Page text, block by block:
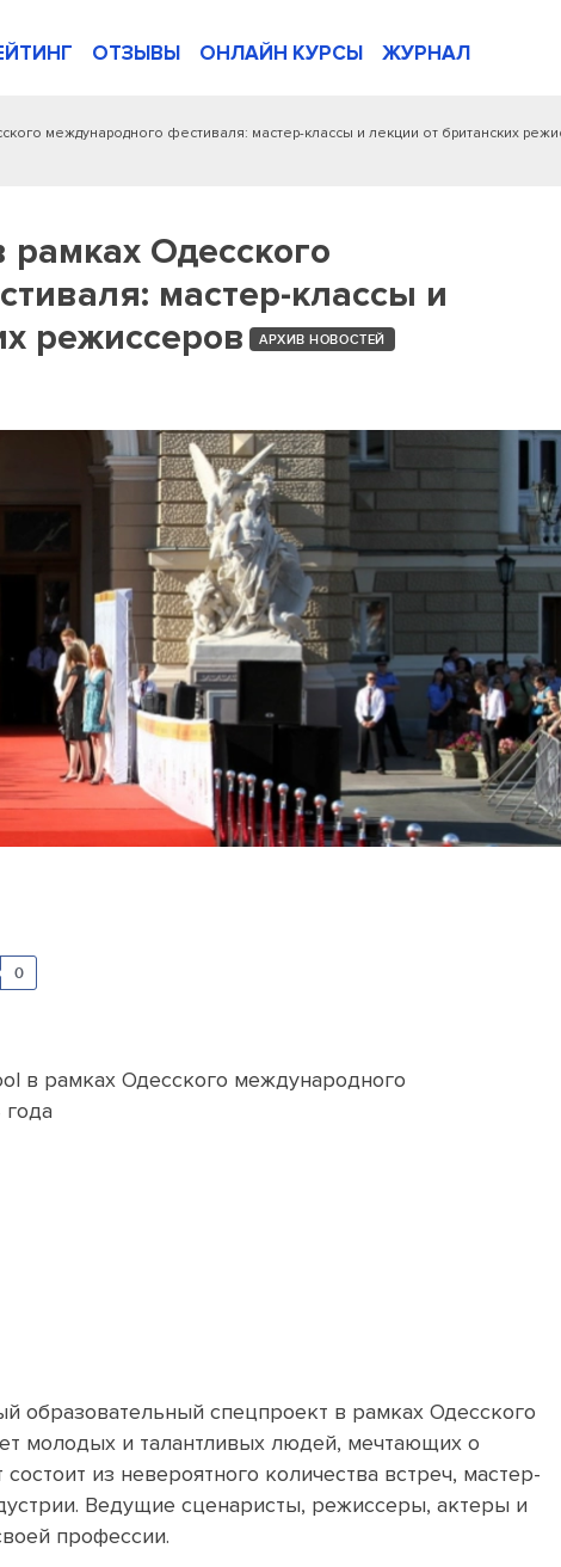
ОТЗЫВЫ ОНЛАЙН КУРСЫ ЖУРНАЛ
международного фестиваля: мастер-классы и лекции от британских
Одесского
мастер-классы и
режиссеров
АРХИВ НОВОСТЕЙ
0
в рамках Одесского международного
года
образовательный спецпроект в рамках Одесского
молодых и талантливых людей, мечтающих о
из невероятного количества встреч, мастер-
Ведущие сценаристы, режиссеры, актеры и
профессии.